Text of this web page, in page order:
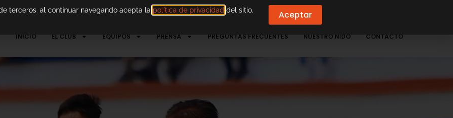
INICIO EL CLUB EQUIPOS PRENSA PREGUNTAS FRECUENTES NUESTRO NIDO CONTACTO
terceros, al continuar navegando acepta la política de privacidad del sitio. Aceptar